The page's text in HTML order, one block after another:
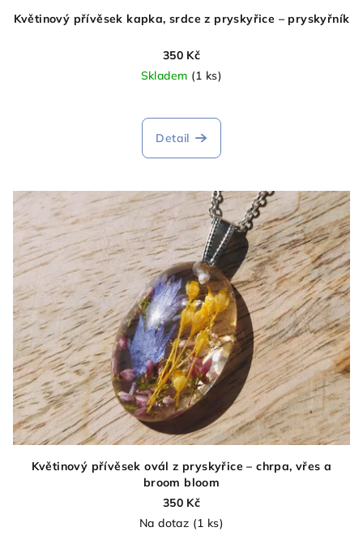
Květinový přívěsek kapka, srdce z pryskyřice – pryskyřník
350 Kč
Skladem (1 ks)
Detail
Květinový přívěsek ovál z pryskyřice – chrpa, vřes a
broom bloom
350 Kč
Na dotaz (1 ks)